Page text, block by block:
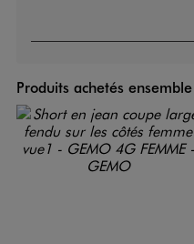
Produits achetés ensemble